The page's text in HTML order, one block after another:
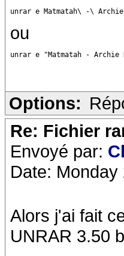
unrar e Matmatah\ -\
ou
unrar e "Matmatah - Archie
Options:
Re: Fichier
Envoyé par:
Date:
Alors j'ai fait
UNRAR 3.50